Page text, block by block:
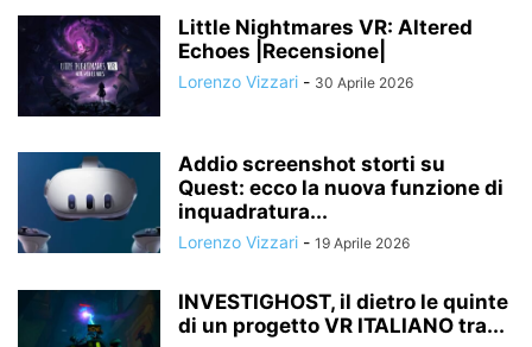
Little Nightmares VR: Altered
Echoes |Recensione|
Lorenzo Vizzari - 30 Aprile 2026
Addio screenshot storti su
Quest: ecco la nuova funzione di
inquadratura...
Lorenzo Vizzari - 19 Aprile 2026
INVESTIGHOST, il dietro le quinte
di un progetto VR ITALIANO tra...